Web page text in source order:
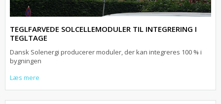
TEGLFARVEDE SOLCELLEMODULER TIL INTEGRERING I
TEGLTAGE
Dansk Solenergi producerer moduler, der kan integreres 100 % i
bygningen
Læs mere